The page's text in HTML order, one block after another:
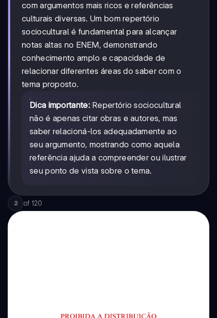
com argumentos mais ricos e referências
culturais diversas. Um bom repertório
sociocultural é fundamental para alcançar
notas altas no ENEM, demonstrando
conhecimento amplo e capacidade de
relacionar diferentes áreas do saber com o
tema proposto.
Dica importante:Repertório sociocultural
não é apenas citar obras e autores, mas
saber relacioná-los adequadamente ao
seu argumento, mostrando como aquela
referência ajuda a compreender ou ilustrar
seu ponto de vista sobre o tema.
2 of 120